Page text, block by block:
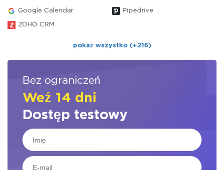
Google Calendar Pipedrive
ZOHO CRM
pokaż wszystko (+216)
Bez ograniczeń
Weź 14 dni
Dostęp testowy